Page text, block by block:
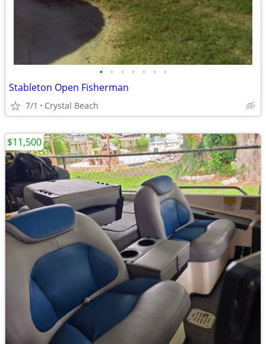
• • • • • • •
Stableton Open Fisherman
7/1 Crystal Beach
$11,500